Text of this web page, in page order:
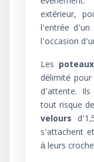
extérieur,
l’entrée
l’occasion
Les
délimité
d’attente.
tout risque
velours
s’attachent
à leurs